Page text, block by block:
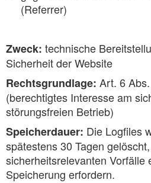
(Referrer)
Zweck: technische
Sicherheit der Website
Rechtsgrundlage: Art. 6
(berechtigtes Interesse am
störungsfreien Betrieb)
Speicherdauer: Die Logfiles
spätestens 30 Tagen
sicherheitsrelevanten Vorfälle
Speicherung erfordern.